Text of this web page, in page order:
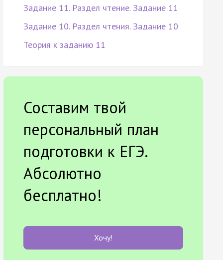
Задание 11. Раздел чтение. Задание 11
Задание 10. Раздел чтения. Задание 10
Теория к заданию 11
Составим твой
персональный план
подготовки к ЕГЭ.
Абсолютно
бесплатно!
Хочу!